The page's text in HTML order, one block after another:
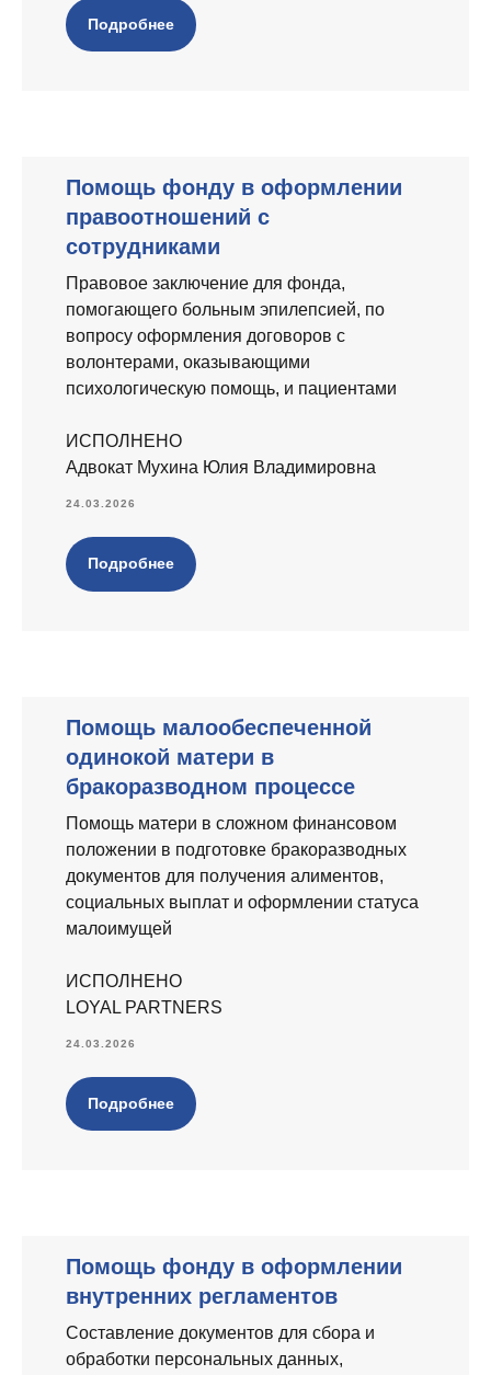
Подробнее
Помощь фонду в оформлении
правоотношений с
сотрудниками
Правовое заключение для фонда,
помогающего больным эпилепсией, по
вопросу оформления договоров с
волонтерами, оказывающими
психологическую помощь, и пациентами
ИСПОЛНЕНО
Адвокат Мухина Юлия Владимировна
24.03.2026
Подробнее
Помощь малообеспеченной
одинокой матери в
бракоразводном процессе
Помощь матери в сложном финансовом
положении в подготовке бракоразводных
документов для получения алиментов,
социальных выплат и оформлении статуса
малоимущей
ИСПОЛНЕНО
LOYAL PARTNERS
24.03.2026
Подробнее
Помощь фонду в оформлении
внутренних регламентов
Составление документов для сбора и
обработки персональных данных,